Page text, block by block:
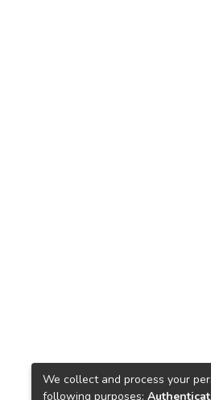
We collect and process your
following purposes: